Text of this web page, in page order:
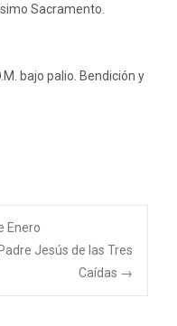
Sacramento.
bajo palio. Bendición y
Enero
Jesús de las Tres
Caídas →